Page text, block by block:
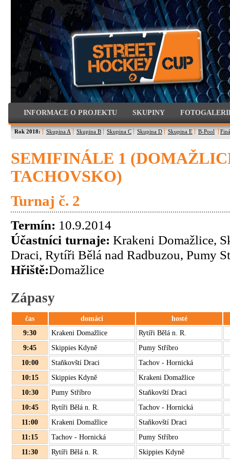
INFORMACE O PROJEKTU SKUPINY
Rok 2018: Skupina A Skupina B Skupina C Skupina D Skupina E B-Pool
SEMIFINÁLE 1
TACHOVSKO)
Turnaj č. 2
Termín: 10.9.2014
Účastníci turnaje: Krakeni Domažlice,
Draci, Rytíři Bělá nad Radbuzou, Pumy
Hřiště:Domažlice
Zápasy
čas domácí
hosté
9:30
Krakeni Domažlice
Rytíři Bělá n. R.
9:45
Skippies Kdyně
Pumy Stříbro
10:00
Staňkovští Draci
Tachov - Hornická
10:15
Skippies Kdyně
Krakeni Domažlice
10:30
Pumy Stříbro
Staňkovští Draci
10:45
Rytíři Bělá n. R.
Tachov - Hornická
11:00
Krakeni Domažlice
Staňkovští Draci
11:15
Tachov - Hornická
Pumy Stříbro
11:30
Rytíři Bělá n. R. Skippies Kdyně